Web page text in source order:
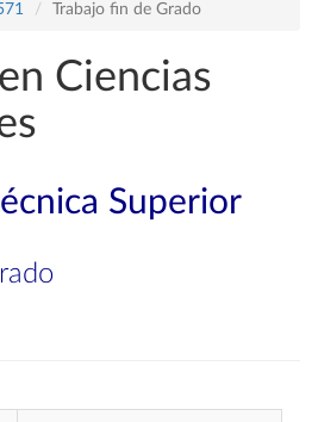
Trabajo fin de Grado
Ciencias
Superior